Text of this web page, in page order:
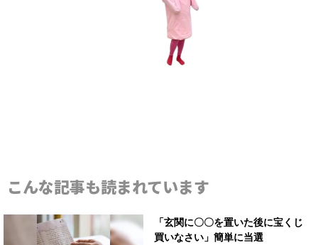
こんな記事も読まれています
「玄関に〇〇を置いた後に宝くじ
買いなさい」簡単に当選